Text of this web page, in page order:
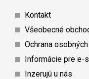
Kontakt
Všeobecné
Ochrana
Informácie pre e-
Inzerujú u nás